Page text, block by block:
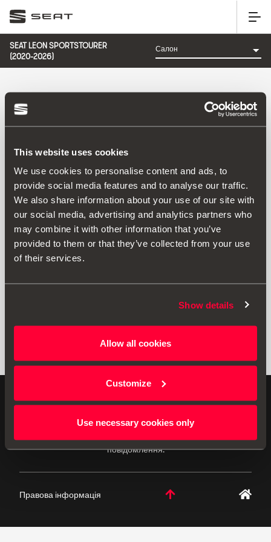
This website uses cookies
We use cookies to personalise content and ads, to
provide social media features and to analyse our traffic.
We also share information about your use of our site with
our social media, advertising and analytics partners who
may combine it with other information that you’ve
provided to them or that they’ve collected from your use
of their services.
Show details
Allow all cookies
Customize
Use necessary cookies only
SEAT LEON SPORTSTOURER
(2020-2026)
Сортувати за:
Дата запуску|A-Z| Z-A|Ціна в порядку зростання|
Ціна в порядку спадання
No Results
КАТЕГОРІЯ: САЛОН
ОРИГІНАЛЬНІ АКСЕСУАРИ Компанія SEAT постійно
вдосконалює власні продукти, а отже, зберігає за
повідомлення.
Правова інформація